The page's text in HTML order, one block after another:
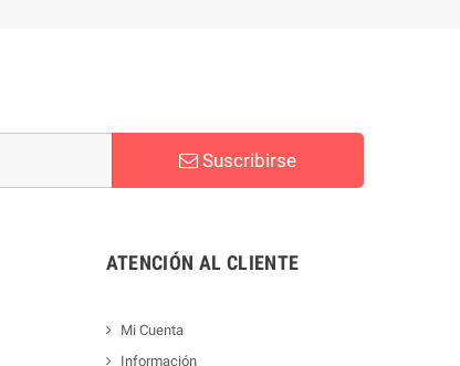
Suscribirse
ATENCIÓN AL CLIENTE
Mi Cuenta
Información